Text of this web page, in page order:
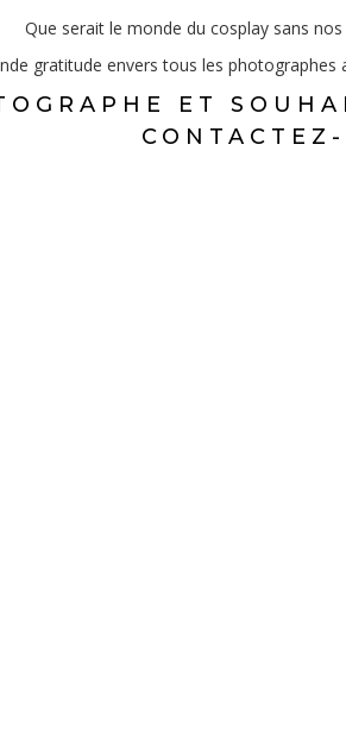
Que serait le monde du cosplay sans
gratitude envers tous les photographes
ET